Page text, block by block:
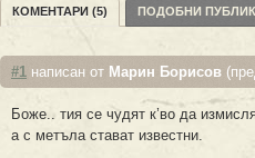
КОМЕНТАРИ (5) ПОДОБНИ
#1 написан от Марин Борисов
Боже.. тия се чудят к’во да
а с метъла стават известни.